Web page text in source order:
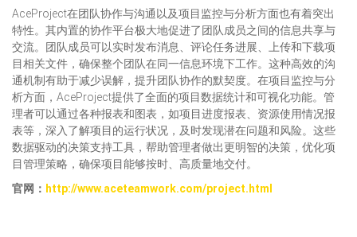
AceProject在团队协作与沟通以及项目监控与分析方面也有着突出
特性。其内置的协作平台极大地促进了团队成员之间的信息共享与
交流。团队成员可以实时发布消息、评论任务进展、上传和下载项
目相关文件，确保整个团队在同一信息环境下工作。这种高效的沟
通机制有助于减少误解，提升团队协作的默契度。在项目监控与分
析方面，AceProject提供了全面的项目数据统计和可视化功能。管
理者可以通过各种报表和图表，如项目进度报表、资源使用情况报
表等，深入了解项目的运行状况，及时发现潜在问题和风险。这些
数据驱动的决策支持工具，帮助管理者做出更明智的决策，优化项
目管理策略，确保项目能够按时、高质量地交付。
官网： http://www.aceteamwork.com/project.html